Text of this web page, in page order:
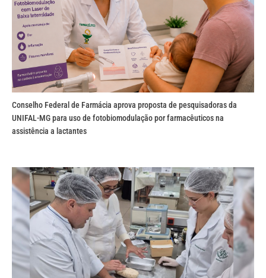
Conselho Federal de Farmácia aprova proposta de pesquisadoras da
UNIFAL-MG para uso de fotobiomodulação por farmacêuticos na
assistência a lactantes